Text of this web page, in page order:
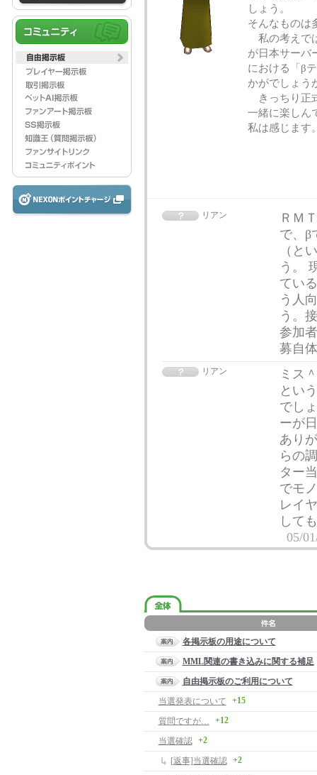
しょう。
そんなものは
私の考えで
が日本サーバ
における「β
かがでしょう
きっちり正
一緒に楽しん
私は感じます
リアン
ＲＭ
で、β
（と
う。
てい
う人
う。
参加
募自
リアン
ミス
とい
でし
ーが
あり
らの
ター
でモ
レイ
して
05/
各掲示板の用途について
MML関連の書き込みに関する補足
自由掲示板のご利用について
当選発表について
+15
質問ですが… +12
当選確認 +2
[返事]当選確認 +2